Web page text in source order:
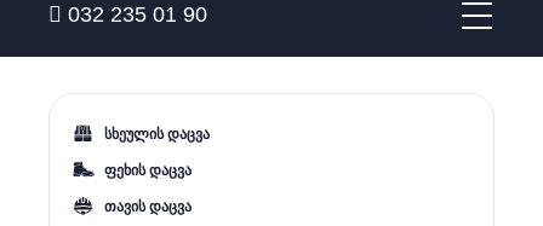
032 235 01 90
სხეულის დაცვა
ფეხის დაცვა
თავის დაცვა